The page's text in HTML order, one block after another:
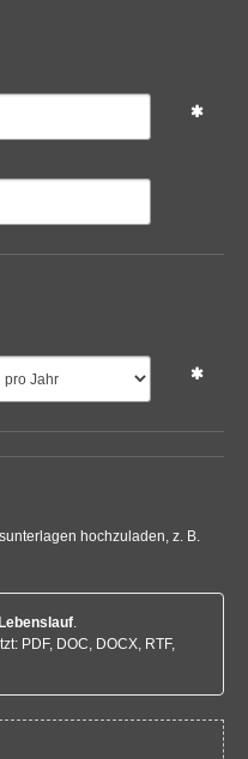
hochzuladen, z. B.
Lebenslauf.
PDF, DOC, DOCX, RTF,